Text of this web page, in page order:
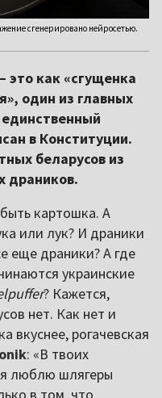
сгенерировано нейросетью.
это как «сгущенка
один из главных
в Конституции.
беларусов из
драников.
картошка. А
или лук? И драники
еще драники? А где
украинские
? Кажется,
нет. Как нет и
вкуснее, рогачевская
: «В твоих
люблю шлягеры